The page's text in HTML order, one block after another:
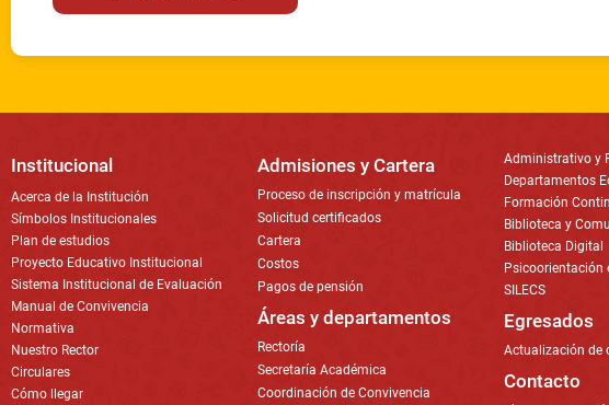
Institucional
Acerca de la Institución
Símbolos Institucionales
Plan de estudios
Proyecto Educativo Institucional
Sistema Institucional de Evaluación
Manual de Convivencia
Normativa
Nuestro Rector
Circulares
Cómo llegar
Admisiones y Cartera
Proceso de inscripción y matrícula
Solicitud certificados
Cartera
Costos
Pagos de pensión
Áreas y departamentos
Rectoría
Secretaría Académica
Coordinación de Convivencia
Administrativo y
Departamentos
Formación
Biblioteca y
Biblioteca Digital
Psicoorientación
SILECS
Egresados
Actualización de
Contacto